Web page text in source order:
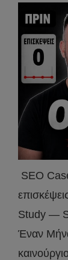
SEO
Study —
Έναν